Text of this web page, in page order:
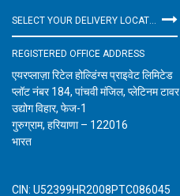
REGISTERED OFFICE ADDRESS
एयरप्लाज़ा रिटेल होल्डिंग्स प्राइवेट लिमिटेड
प्लॉट नंबर 184, पांचवी मंजिल, प्लेटिनम टावर
उद्योग विहार, फेज-1
गुरुग्राम, हरियाणा – 122016
भारत
CIN: U52399HR2008PTC086045